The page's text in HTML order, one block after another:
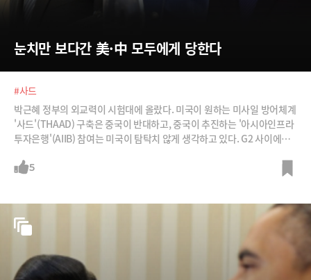
눈치만 보다간 美·中 모두에게 당한다
#사드
박근혜 정부의 외교력이 시험대에 올랐다. 미국이 원하는 미사일 방어체계
'사드'(THAAD) 구축은 중국이 반대하고, 중국이 추진하는 '아시아인프라
투자은행'(AIIB) 참여는 미국이 탐탁치 않게 생각하고 있다. G2 사이에서
C, 그래픽=박의정 디자이너
5